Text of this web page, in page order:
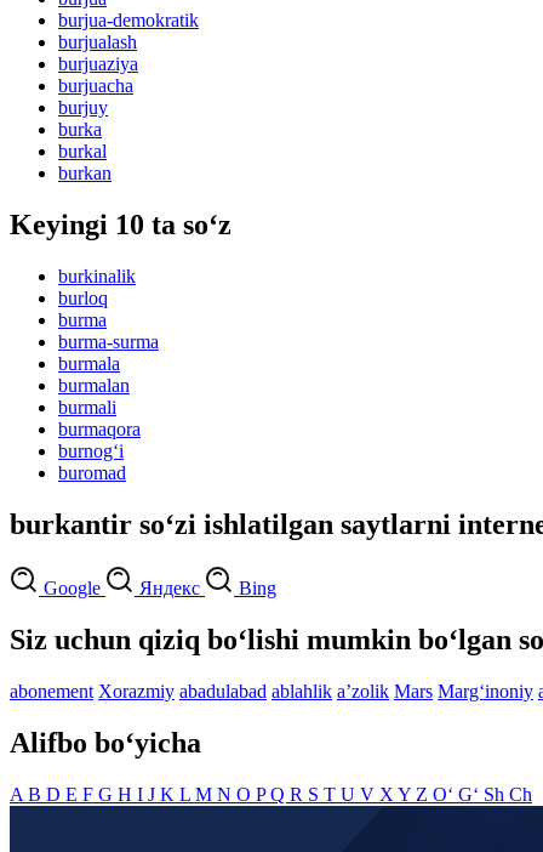
burjua-demokratik
burjualash
burjuaziya
burjuacha
burjuy
burka
burkal
burkan
Keyingi 10 ta so‘z
burkinalik
burloq
burma
burma-surma
burmala
burmalan
burmali
burmaqora
burnog‘i
buromad
burkantir so‘zi ishlatilgan saytlarni
Google Яндекс Bing
Siz uchun qiziq bo‘lishi mumkin bo‘lgan
abonement Xorazmiy abadulabad ablahlik aʼzolik Mars Marg‘inoniy
Alifbo bo‘yicha
A B D E F G H I J K L M N O PQ R S T U V X Y Z O‘ G‘ Sh Ch